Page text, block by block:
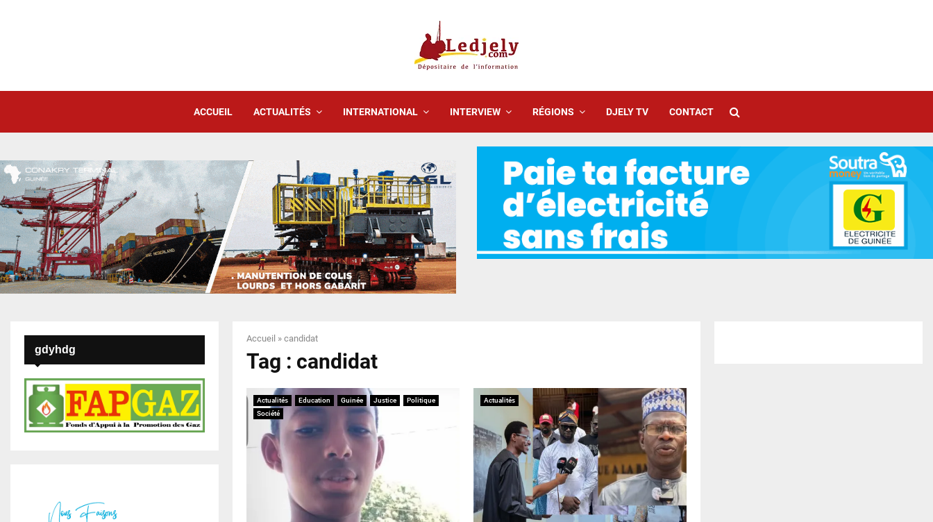
ACCUEIL ACTUALITÉS INTERNATIONAL INTERVIEW RÉGIONS DJELY TV CONTACT
Accueil » candidat
Tag : candidat
Actualités Education Guinée Justice
Politique
Société
Actualités
gdyhdg